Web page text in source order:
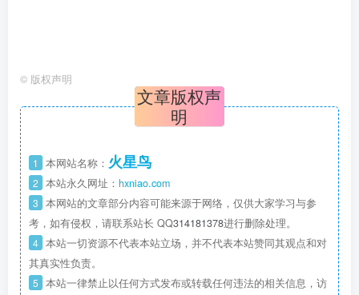
© 版权声明
文章版权声
明
1 本网站名称： 火星鸟
2 本站永久网址： hxniao.com
3 本网站的文章部分内容可能来源于网络，仅供大家学习与参
考，如有侵权，请联系站长 QQ314181378进行删除处理。
4 本站一切资源不代表本站立场，并不代表本站赞同其观点和对
其真实性负责。
5 本站一律禁止以任何方式发布或转载任何违法的相关信息，访